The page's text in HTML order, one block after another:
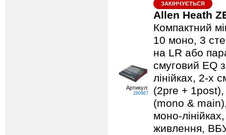
Артикул:
280967
ЗАКІНЧУЄТЬСЯ
Allen Heath
Компактний
10 моно, 3
на LR або
смуговий EQ
лінійках, 2-х
(2pre +
(mono &
моно-
живлення,